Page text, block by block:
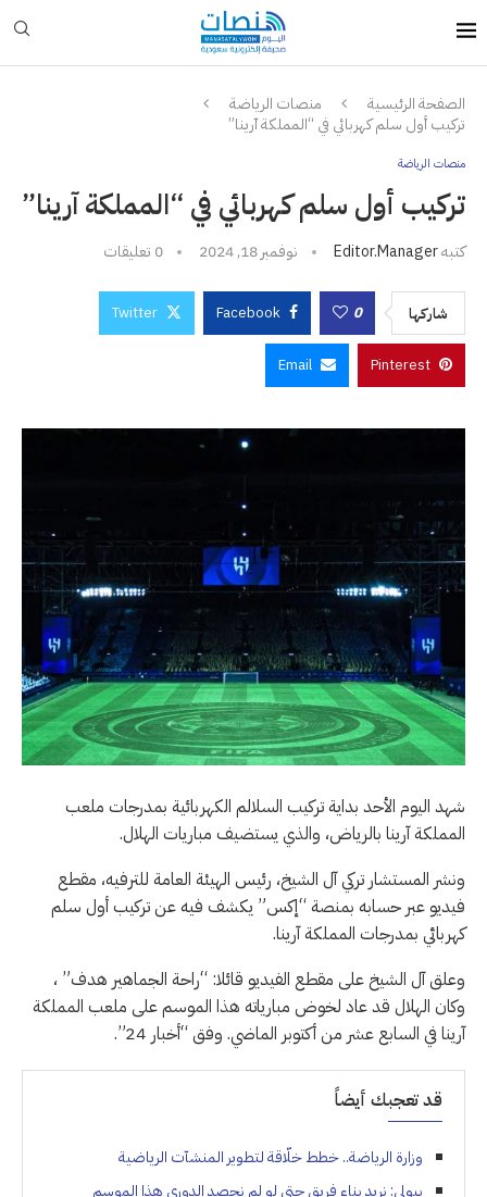
الصفحة الرئيسية
منصات الرياضة
تركيب أول سلم كهربائي في “المملكة آرينا”
منصات الرياضة
تركيب أول سلم كهربائي في “المملكة آرينا”
كتبهEditor.manager نوفمبر 18, 2024 0 تعليقات
شاركها 0
Facebook
Twitter
Pinterest
Email
شهد اليوم الأحد بداية تركيب السلالم الكهربائية بمدرجات ملعب
المملكة آرينا بالرياض، والذي يستضيف مباريات الهلال.
ونشر المستشار تركي آل الشيخ، رئيس الهيئة العامة للترفيه، مقطع
فيديو عبر حسابه بمنصة “إكس” يكشف فيه عن تركيب أول سلم
كهربائي بمدرجات المملكة آرينا.
وعلق آل الشيخ على مقطع الفيديو قائلا: “راحة الجماهير هدف” ،
وكان الهلال قد عاد لخوض مبارياته هذا الموسم على ملعب المملكة
آرينا في السابع عشر من أكتوبر الماضي. وفق “أخبار 24”.
قد تعجبك أيضاً
وزارة الرياضة.. خطط خلّاقة لتطوير المنشآت الرياضية
بيولي: نريد بناء فريق حتى لو لم نحصد الدوري هذا الموسم